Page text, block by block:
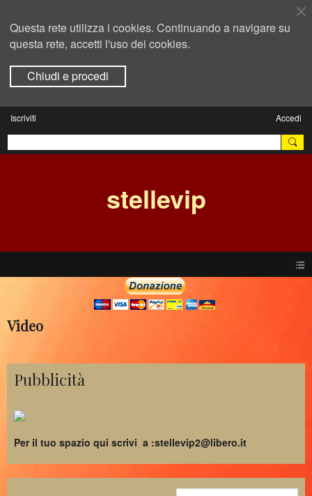
Questa rete utilizza i cookies. Continuando a navigare su
questa rete, accetti l'uso dei cookies.
Chiudi e procedi
Iscriviti Accedi
stellevip
Video
Pubblicità
Per il tuo spazio qui scrivi a :stellevip2@libero.it